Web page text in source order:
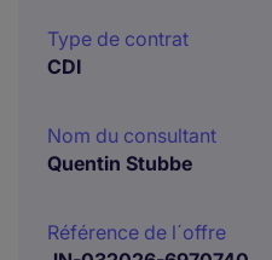
Type de contrat
CDI
Nom du consultant
Quentin Stubbe
Référence de l´offre